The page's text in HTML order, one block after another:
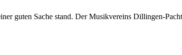
guten Sache stand. Der Musikvereins Dillingen-